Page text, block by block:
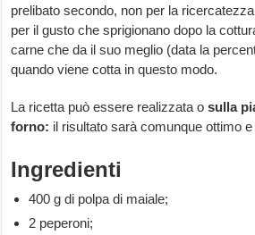
prelibato secondo, non per la
per il gusto che sprigionano dopo la
carne che da il suo meglio (data la
quando viene cotta in questo modo.
La ricetta può essere realizzata osulla
forno: il risultato sarà comunque ottimo
Ingredienti
400 g di polpa di maiale;
2 peperoni;